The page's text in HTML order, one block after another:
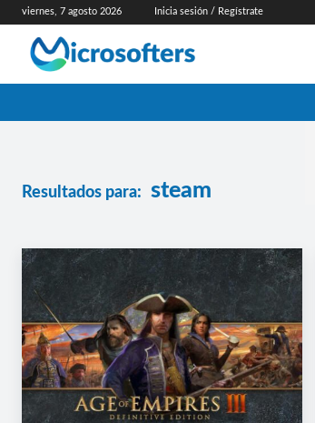
viernes, 7 agosto 2026 Inicia sesión / Regístrate
Resultados para: steam